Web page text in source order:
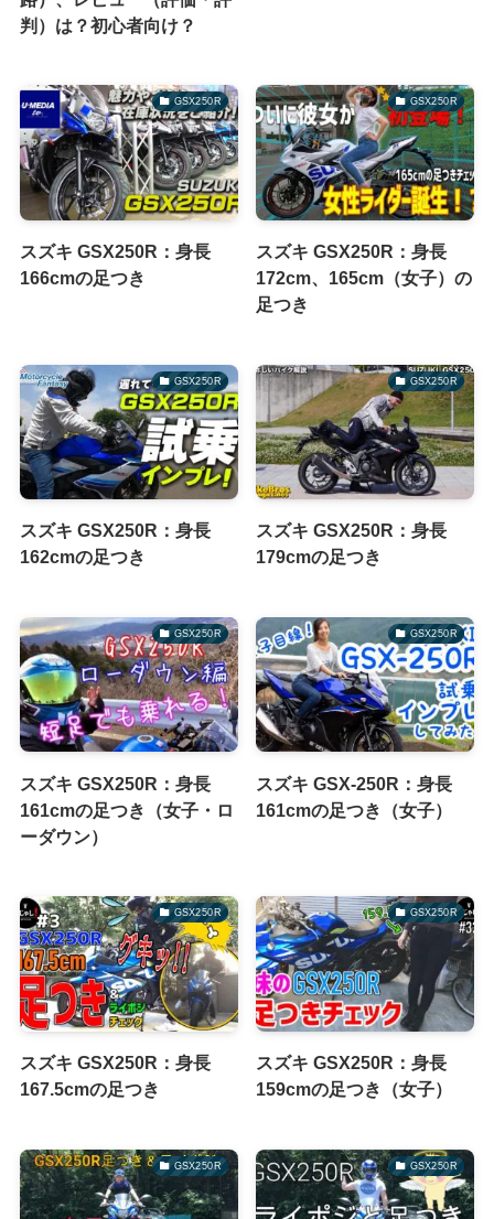
判）は？初心者向け？
GSX250R
スズキ GSX250R：身長
166cmの足つき
GSX250R
スズキ GSX250R：身長
172cm、165cm（女子）の
足つき
GSX250R
スズキ GSX250R：身長
162cmの足つき
GSX250R
スズキ GSX250R：身長
179cmの足つき
GSX250R
スズキ GSX250R：身長
161cmの足つき（女子・ロ
ーダウン）
GSX250R
スズキ GSX-250R：身長
161cmの足つき（女子）
GSX250R
スズキ GSX250R：身長
167.5cmの足つき
GSX250R
スズキ GSX250R：身長
159cmの足つき（女子）
GSX250R GSX250R